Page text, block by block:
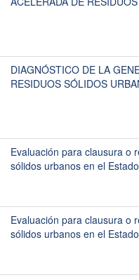
DIAGNÓSTICO DE LA
RESIDUOS SÓLIDOS
Evaluación para clausura o
sólidos urbanos en el
Evaluación para clausura o
sólidos urbanos en el